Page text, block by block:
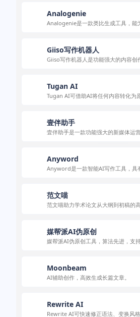
Analogenie
Analogenie是一款类比生成工具，能
Giiso写作机器人
Giiso写作机器人是功能强大的内容创
Tugan AI
Tugan AI可借助AI将任何内容转化为
壹伴助手
壹伴助手是一款功能强大的新媒体运
Anyword
Anyword是一款智能AI写作工具，具
范文喵
范文喵助力学术论文从大纲到初稿的
媒帮派AI伪原创
媒帮派AI伪原创工具，算法先进，支
Moonbeam
AI辅助创作，高效生成长篇文章。
Rewrite AI
Rewrite AI可快速修正语法、变换风